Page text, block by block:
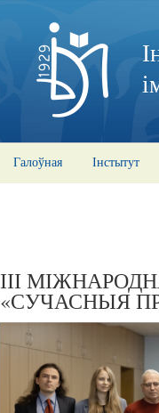
Галоўная Інстытут
ІІІ
«СУЧАСНЫЯ